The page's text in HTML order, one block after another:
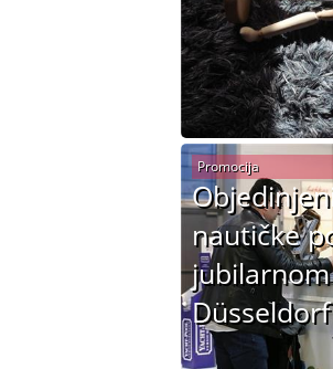
nautičke
Düsseldorf
Promocija